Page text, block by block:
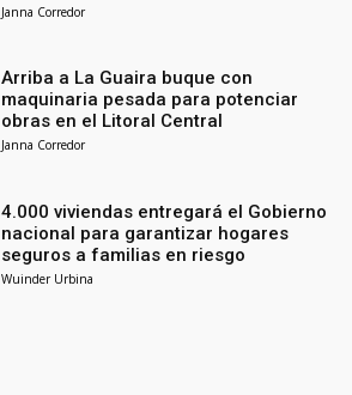
Janna Corredor
Arriba a La Guaira buque con
maquinaria pesada para potenciar
obras en el Litoral Central
Janna Corredor
4.000 viviendas entregará el Gobierno
nacional para garantizar hogares
seguros a familias en riesgo
Wuinder Urbina